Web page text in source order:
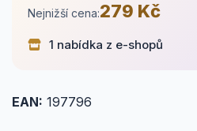
Nejnižší cena:279 Kč
1 nabídka z e-shopů
EAN: 197796